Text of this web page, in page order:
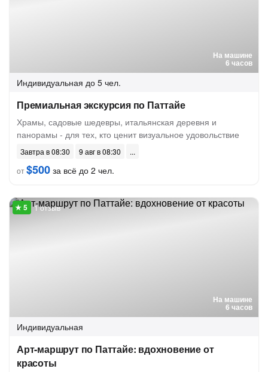
На машине
6 часов
Индивидуальная до 5 чел.
Премиальная экскурсия по Паттайе
Храмы, садовые шедевры, итальянская деревня и
панорамы - для тех, кто ценит визуальное удовольствие
Завтра в 08:30
9 авг в 08:30
от$500 за всё до 2 чел.
На машине
6 часов
1 отзыв
Индивидуальная
Арт-маршрут по Паттайе: вдохновение от
красоты